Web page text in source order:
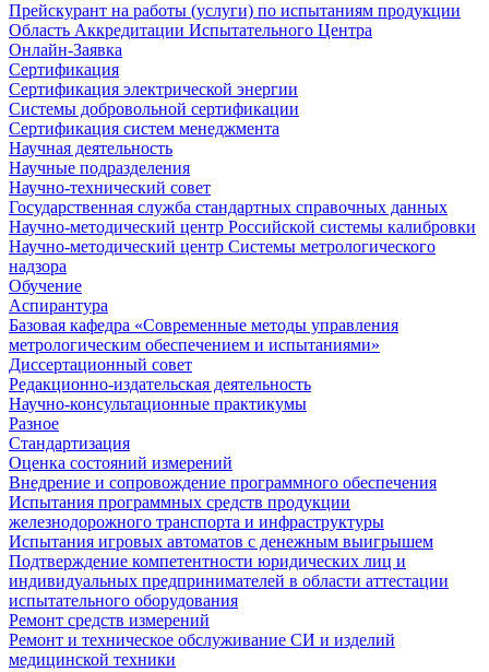
Прейскурант на работы (услуги) по испытаниям продукции
Область Аккредитации Испытательного Центра
Онлайн-Заявка
Сертификация
Сертификация электрической энергии
Системы добровольной сертификации
Сертификация систем менеджмента
Научная деятельность
Научные подразделения
Научно-технический совет
Государственная служба стандартных справочных данных
Научно-методический центр Российской системы калибровки
Научно-методический центр Системы метрологического
надзора
Обучение
Аспирантура
Базовая кафедра «Современные методы управления
метрологическим обеспечением и испытаниями»
Диссертационный совет
Редакционно-издательская деятельность
Научно-консультационные практикумы
Разное
Стандартизация
Оценка состояний измерений
Внедрение и сопровождение программного обеспечения
Испытания программных средств продукции
железнодорожного транспорта и инфраструктуры
Испытания игровых автоматов с денежным выигрышем
Подтверждение компетентности юридических лиц и
индивидуальных предпринимателей в области аттестации
испытательного оборудования
Ремонт средств измерений
Ремонт и техническое обслуживание СИ и изделий
медицинской техники